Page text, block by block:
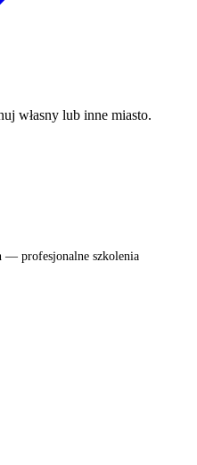
własny lub inne miasto.
— profesjonalne szkolenia